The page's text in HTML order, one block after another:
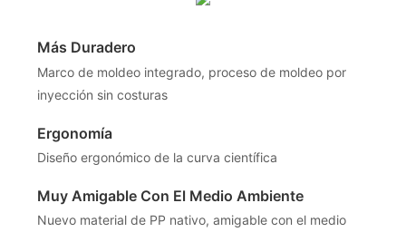
Más Duradero
Marco de moldeo integrado, proceso de moldeo por
inyección sin costuras
Ergonomía
Diseño ergonómico de la curva científica
Muy Amigable Con El Medio Ambiente
Nuevo material de PP nativo, amigable con el medio